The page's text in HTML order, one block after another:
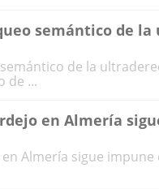
semántico de
de la
de ...
en Almería
en Almería sigue